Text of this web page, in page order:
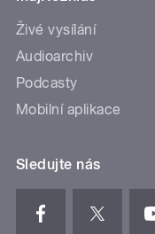
Živé vysílání
Audioarchiv
Podcasty
Mobilní aplikace
Sledujte nás